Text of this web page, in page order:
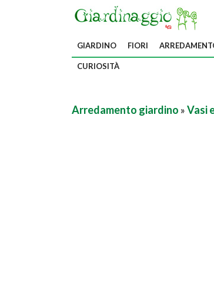
GIARDINO FIORI
CURIOSITÀ
Arredamento giardino »Vasi